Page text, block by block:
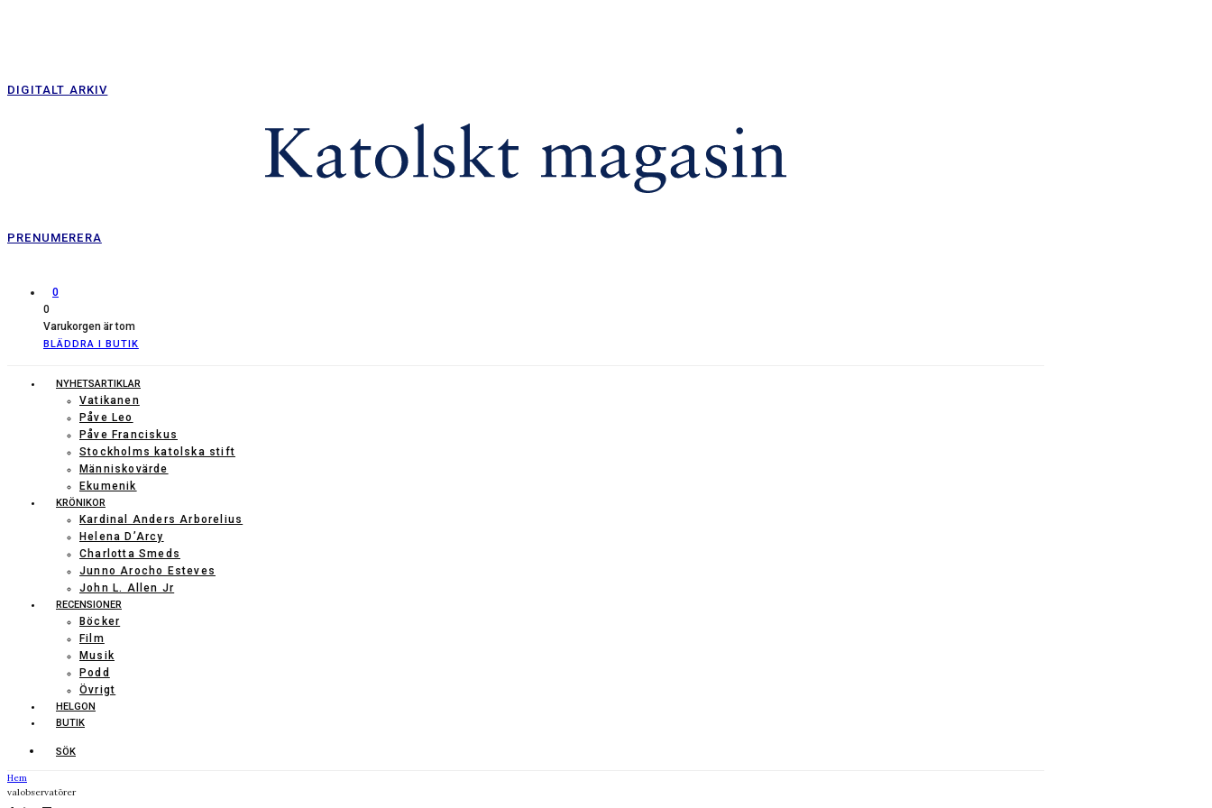
DIGITALT ARKIV
PRENUMERERA
0
0
Varukorgen är tom
BLÄDDRA I BUTIK
NYHETSARTIKLAR
Vatikanen
Påve Leo
Påve Franciskus
Stockholms katolska stift
Människovärde
Ekumenik
KRÖNIKOR
Kardinal Anders Arborelius
Helena D’Arcy
Charlotta Smeds
Junno Arocho Esteves
John L. Allen Jr
RECENSIONER
Böcker
Film
Musik
Podd
Övrigt
HELGON
BUTIK
SÖK
Hem
valobservatörer